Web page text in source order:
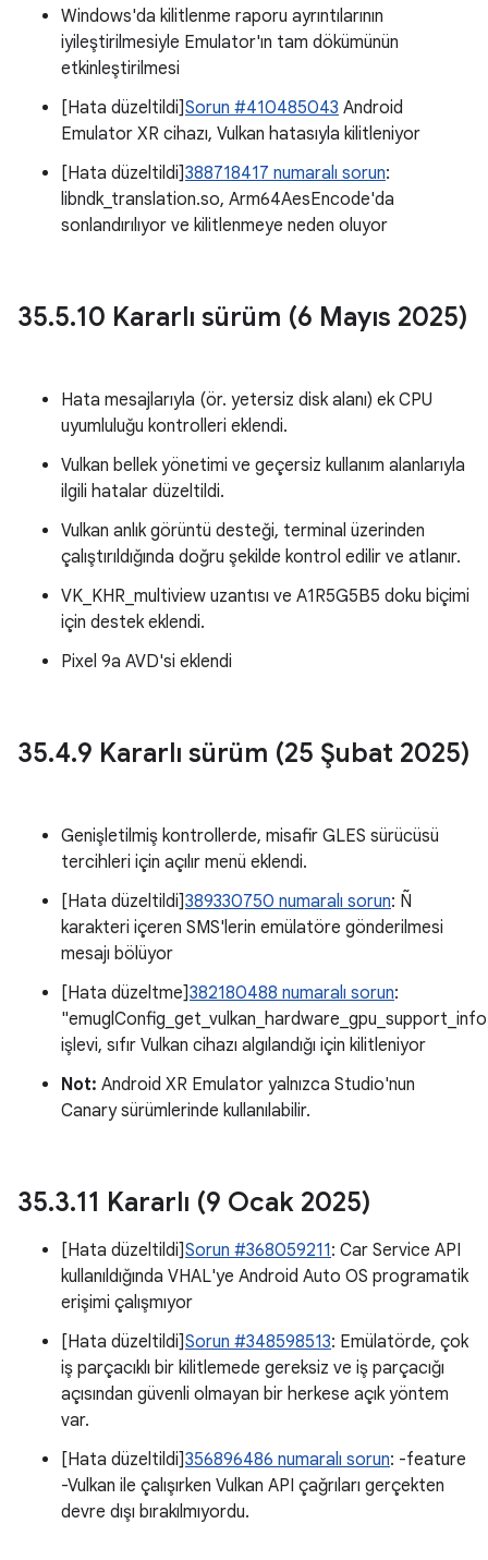
Windows'da kilitlenme raporu ayrıntılarının
iyileştirilmesiyle Emulator'ın tam dökümünün
etkinleştirilmesi
[Hata düzeltildi]Sorun #410485043 Android
Emulator XR cihazı, Vulkan hatasıyla kilitleniyor
[Hata düzeltildi]388718417 numaralı sorun:
libndk_translation.so, Arm64AesEncode'da
sonlandırılıyor ve kilitlenmeye neden oluyor
35.5.10 Kararlı sürüm (6 Mayıs 2025)
Hata mesajlarıyla (ör. yetersiz disk alanı) ek CPU
uyumluluğu kontrolleri eklendi.
Vulkan bellek yönetimi ve geçersiz kullanım alanlarıyla
ilgili hatalar düzeltildi.
Vulkan anlık görüntü desteği, terminal üzerinden
çalıştırıldığında doğru şekilde kontrol edilir ve atlanır.
VK_KHR_multiview uzantısı ve A1R5G5B5 doku biçimi
için destek eklendi.
Pixel 9a AVD'si eklendi
35.4.9 Kararlı sürüm (25 Şubat 2025)
Genişletilmiş kontrollerde, misafir GLES sürücüsü
tercihleri için açılır menü eklendi.
[Hata düzeltildi]389330750 numaralı sorun: Ñ
karakteri içeren SMS'lerin emülatöre gönderilmesi
mesajı bölüyor
[Hata düzeltme]382180488 numaralı sorun:
işlevi, sıfır Vulkan cihazı algılandığı için kilitleniyor
Not: Android XR Emulator yalnızca Studio'nun
Canary sürümlerinde kullanılabilir.
35.3.11 Kararlı (9 Ocak 2025)
[Hata düzeltildi]Sorun #368059211: Car Service API
kullanıldığında VHAL'ye Android Auto OS programatik
erişimi çalışmıyor
[Hata düzeltildi]Sorun #348598513: Emülatörde, çok
iş parçacıklı bir kilitlemede gereksiz ve iş parçacığı
açısından güvenli olmayan bir herkese açık yöntem
var.
[Hata düzeltildi]356896486 numaralı sorun: -feature
-Vulkan ile çalışırken Vulkan API çağrıları gerçekten
devre dışı bırakılmıyordu.